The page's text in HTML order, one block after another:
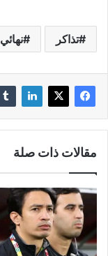
تذاكر نهائي
مقالات ذات صلة